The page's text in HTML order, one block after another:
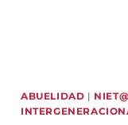
ABUELIDAD |